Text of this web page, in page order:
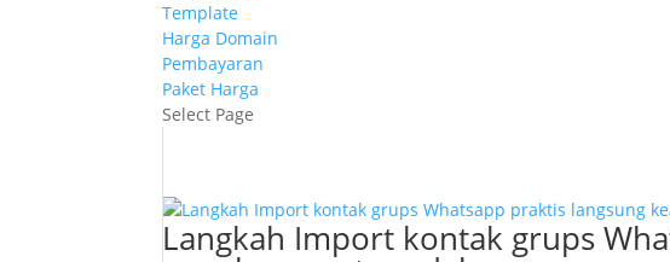
Template
Harga Domain
Pembayaran
Paket Harga
Select Page
Langkah Import kontak grups